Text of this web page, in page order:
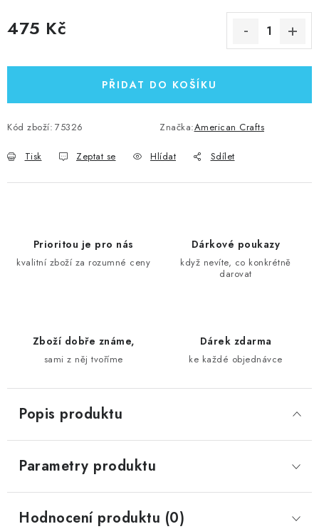
475 Kč
PŘIDAT DO KOŠÍKU
Kód zboží: 75326 Značka:American Crafts
Tisk Zeptat se Hlídat Sdílet
Prioritou je pro nás
kvalitní zboží za rozumné ceny
Dárkové poukazy
když nevíte, co konkrétně
darovat
Zboží dobře známe,
sami z něj tvoříme
Dárek zdarma
ke každé objednávce
Popis produktu
Parametry produktu
Hodnocení produktu (0)